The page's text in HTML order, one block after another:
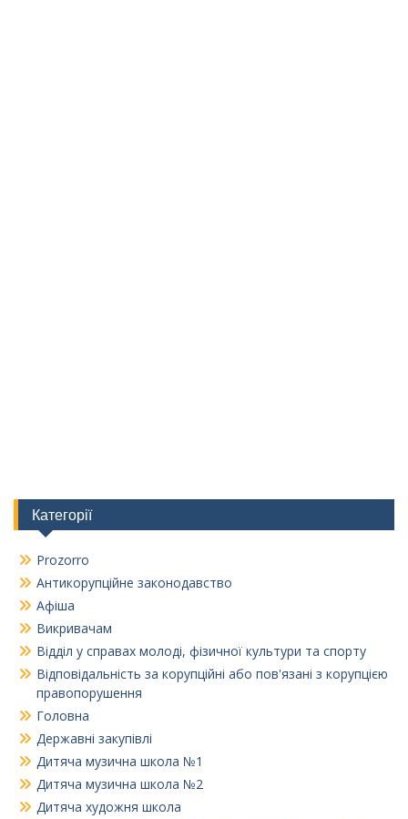
Категорії
Prozorro
Антикорупційне законодавство
Афіша
Викривачам
Відділ у справах молоді, фізичної культури та спорту
Відповідальність за корупційні або пов'язані з корупцією
правопорушення
Головна
Державні закупівлі
Дитяча музична школа №1
Дитяча музична школа №2
Дитяча художня школа